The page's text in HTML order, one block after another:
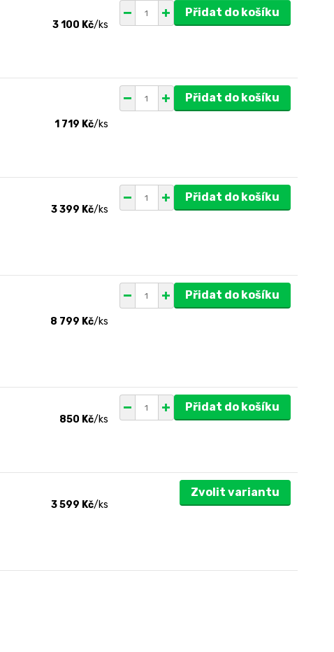
3 100 Kč/ks
Přidat do košíku
1 719 Kč/ks
Přidat do košíku
3 399 Kč/ks
Přidat do košíku
8 799 Kč/ks
Přidat do košíku
850 Kč/ks
Přidat do košíku
3 599 Kč/ks
Zvolit variantu